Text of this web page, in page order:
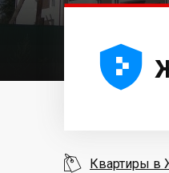





 Квартиры в